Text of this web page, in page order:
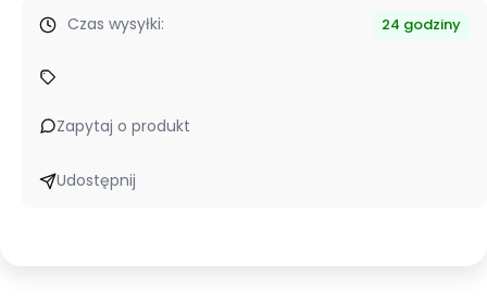
Czas wysyłki: 24 godziny
Zapytaj o produkt
Udostępnij